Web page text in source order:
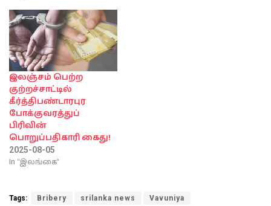
இலஞ்சம் பெற்ற
குற்றச்சாட்டில்
கீர்த்திபண்டாரபுர
போக்குவரத்துப்
பிரிவின்
பொறுப்பதிகாரி கைது!
2025-08-05
In "இலங்கை"
Tags: Bribery srilanka news Vavuniya